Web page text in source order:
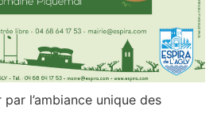
l’ambiance unique des